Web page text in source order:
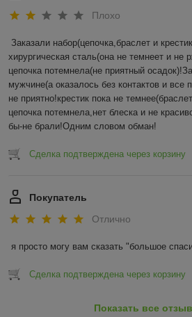
Плохо
Заказали набор(цепочка,браслет и
хирургическая сталь(она не темнеет и не
цепочка потемнела(не приятный
мужчине(а оказалось без контактов и все
не приятно!крестик пока не
цепочка потемнела,нет блеска и не
бы-не брали!Одним словом обман!
Сделка подтверждена через корзину
Покупатель
Отлично
я просто могу вам сказать "большое
Сделка подтверждена через корзину
Показать все